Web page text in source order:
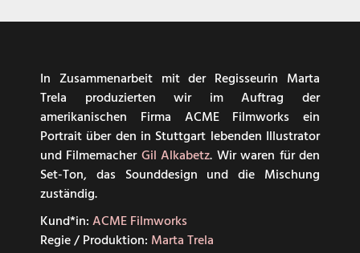
In Zusammenarbeit mit der Regisseurin Marta
Trela produzierten wir im Auftrag der
amerikanischen Firma ACME Filmworks ein
Portrait über den in Stuttgart lebenden Illustrator
und FilmemacherGil Alkabetz. Wir waren für den
Set-Ton, das Sounddesign und die Mischung
zuständig.
Kund*in:ACME Filmworks
Regie / Produktion: Marta Trela